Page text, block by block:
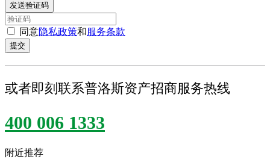
发送验证码
同意隐私政策和服务条款
提交
或者即刻联系普洛斯资产招商服务热线
400 006 1333
附近推荐